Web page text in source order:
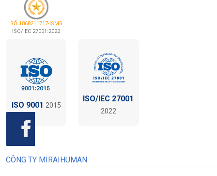
SỐ 1868211717-ISMS
ISO/IEC 27001:2022
ISO 9001 2015
ISO/IEC 27001
2022
CÔNG TY MIRAIHUMAN